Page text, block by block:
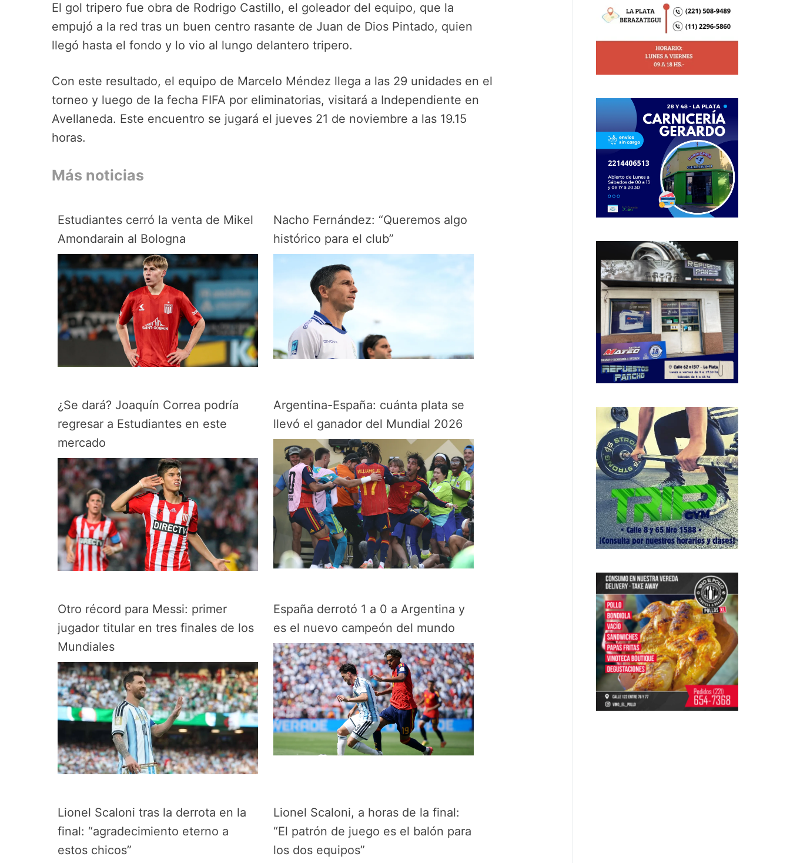
El gol tripero fue obra de Rodrigo Castillo, el goleador del equipo, que la
empujó a la red tras un buen centro rasante de Juan de Dios Pintado, quien
llegó hasta el fondo y lo vio al lungo delantero tripero.
Con este resultado, el equipo de Marcelo Méndez llega a las 29 unidades en el
torneo y luego de la fecha FIFA por eliminatorias, visitará a Independiente en
Avellaneda. Este encuentro se jugará el jueves 21 de noviembre a las 19.15
horas.
Más noticias
Estudiantes cerró la venta de Mikel
Amondarain al Bologna
Nacho Fernández: “Queremos algo
histórico para el club”
¿Se dará? Joaquín Correa podría
regresar a Estudiantes en este
mercado
Argentina-España: cuánta plata se
llevó el ganador del Mundial 2026
Otro récord para Messi: primer
jugador titular en tres finales de los
Mundiales
España derrotó 1 a 0 a Argentina y
es el nuevo campeón del mundo
Lionel Scaloni tras la derrota en la
final: “agradecimiento eterno a
estos chicos”
Lionel Scaloni, a horas de la final:
“El patrón de juego es el balón para
los dos equipos”